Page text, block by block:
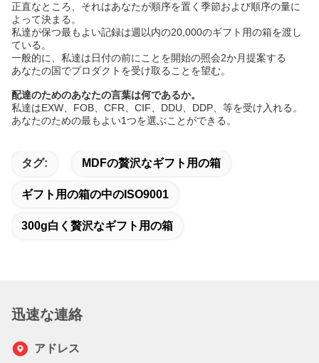
正直なところ、それはあなたが順序を置く季節および順序の量に
よって決まる。
私達が保つ最もよい記録は週以内の20,000のギフト用の箱を渡し
ている。
一般的に、私達は日付の前にことを開始の照会2か月提案する
あなたの国でプロダクトを受け取ることを望む。
配達のためのあなたの言葉は何であるか。
私達はEXW、FOB、CFR、CIF、DDU、DDP、等を受け入れる。
あなたのための最もよい1つを選ぶことができる。
タグ: MDFの贅沢なギフト用の箱
ギフト用の箱の中のISO9001
300g白く贅沢なギフト用の箱
迅速な連絡
アドレス